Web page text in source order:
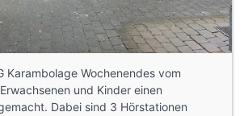
Karambolage Wochenendes vom
und Kinder einen
Dabei sind 3 Hörstationen